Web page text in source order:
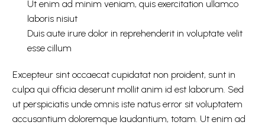
Ut enim ad minim veniam, quis exercitation ullamco
laboris nisiut
Duis aute irure dolor in reprehenderit in voluptate velit
esse cillum
Excepteur sint occaecat cupidatat non proident, sunt in
culpa qui officia deserunt mollit anim id est laborum. Sed
ut perspiciatis unde omnis iste natus error sit voluptatem
accusantium doloremque laudantium, totam. Ut enim ad